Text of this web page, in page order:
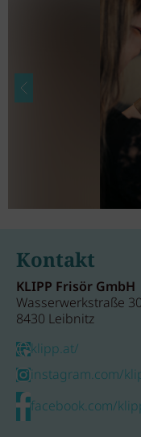
Kontakt
KLIPP Frisör GmbH
Wasserwerkstraße
8430 Leibnitz
klipp.at/
instagram.com/
facebook.com/